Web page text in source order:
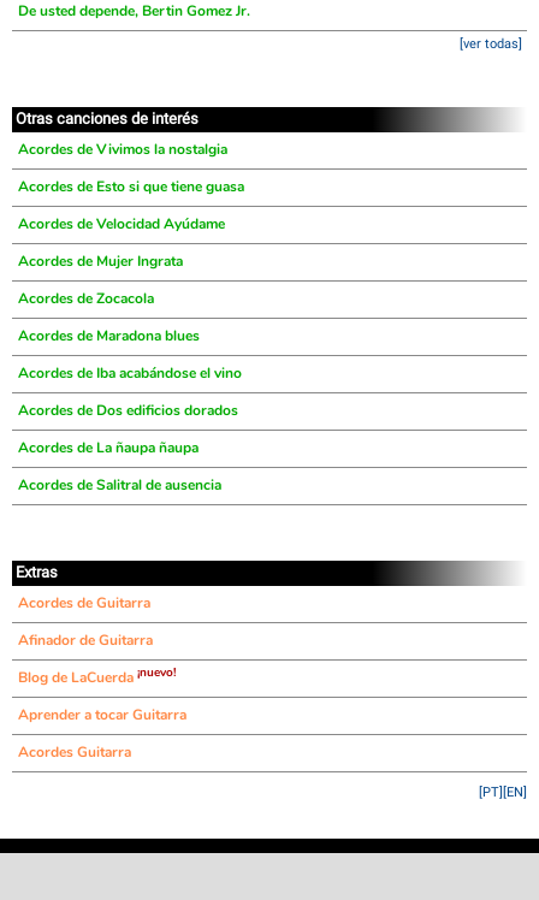
De usted depende, Bertin Gomez Jr.
[ver todas]
Otras canciones de interés
Acordes de Vivimos la nostalgia
Acordes de Esto si que tiene guasa
Acordes de Velocidad Ayúdame
Acordes de Mujer Ingrata
Acordes de Zocacola
Acordes de Maradona blues
Acordes de Iba acabándose el vino
Acordes de Dos edificios dorados
Acordes de La ñaupa ñaupa
Acordes de Salitral de ausencia
Extras
Acordes de Guitarra
Afinador de Guitarra
Blog de LaCuerda ¡nuevo!
Aprender a tocar Guitarra
Acordes Guitarra
[EN]
[PT]